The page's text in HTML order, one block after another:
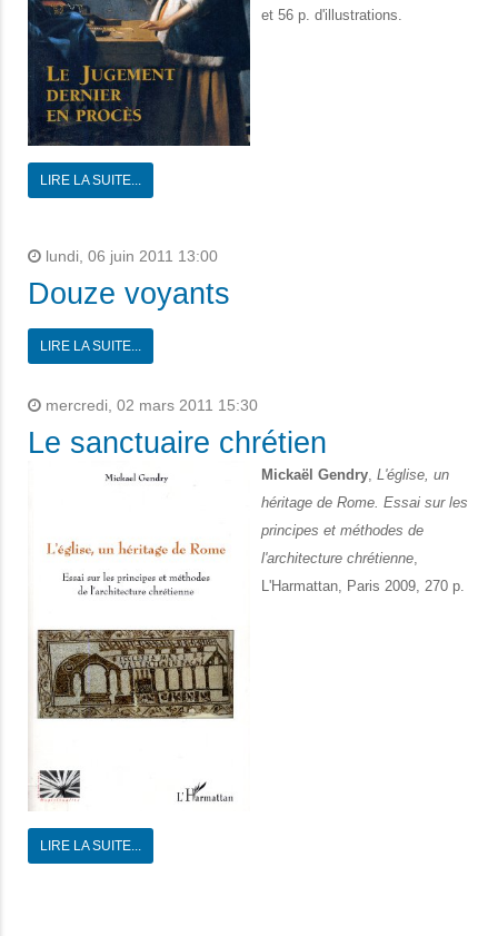
et 56 p. d'illustrations.
LIRE LA SUITE...
lundi, 06 juin 2011 13:00
Douze voyants
LIRE LA SUITE...
mercredi, 02 mars 2011 15:30
Le sanctuaire chrétien
Mickaël Gendry L'église, un
héritage de Rome. Essai sur les
principes et méthodes de
l'architecture chrétienne
L'Harmattan, Paris 2009, 270 p.
LIRE LA SUITE...